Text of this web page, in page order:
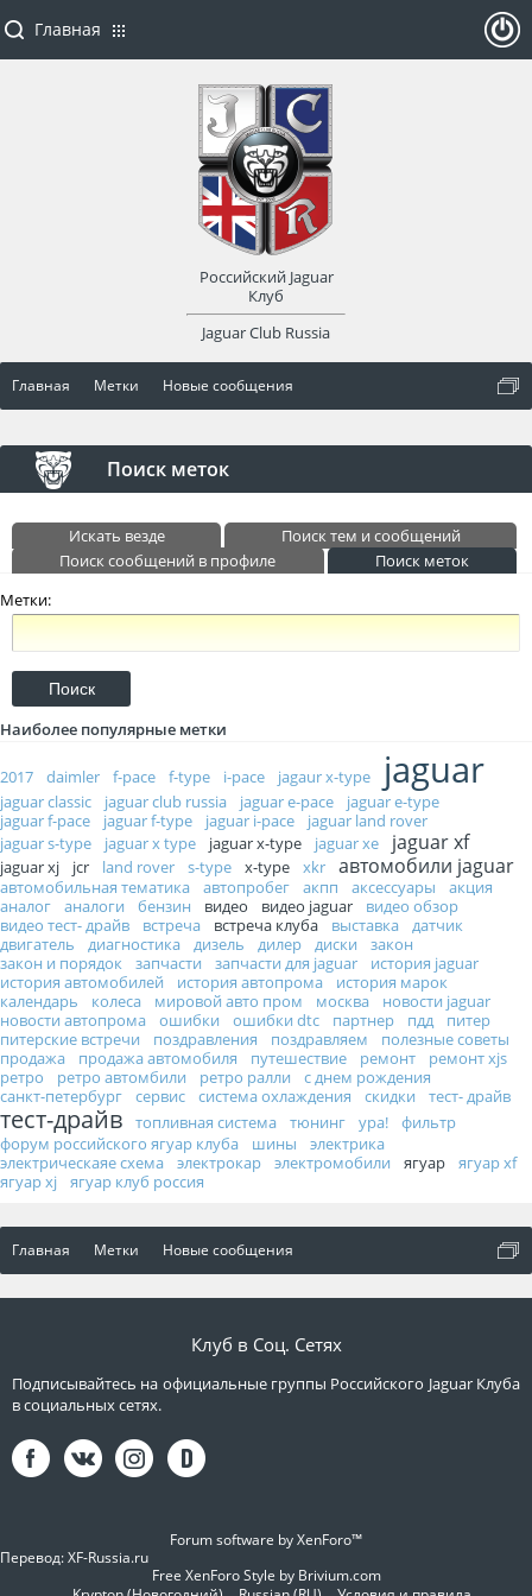
Главная Метки Новые сообщения
Поиск меток
Искать везде
Поиск тем и сообщений
Поиск сообщений в профиле
Поиск меток
Метки:
Наиболее популярные метки
2017 daimler f-pace f-type i-pace jagaur x-type jaguar
jaguar classic jaguar club russia jaguar e-pace
jaguar e-type
jaguar f-pace
jaguar f-type jaguar i-pace
jaguar land rover
jaguar s-type
jaguar x type jaguar x-type jaguar xe jaguar xf
jaguar xj jcr land rover s-type x-type xkr автомобили jaguar
автомобильная тематика автопробег акпп аксессуары
акция
аналог
аналоги бензин видео видео jaguar
видео обзор
видео тест- драйв
встреча встреча клуба выставка
датчик
двигатель
диагностика дизель дилер диски
закон
закон и порядок
запчасти запчасти для jaguar
история jaguar
история автомобилей
история автопрома
история марок
календарь
колеса мировой авто пром москва
новости jaguar
новости автопрома
ошибки ошибки dtc партнер пдд
питер
питерские встречи
поздравления поздравляем
полезные советы
продажа
продажа автомобиля путешествие ремонт
ремонт xjs
ретро
ретро автомбили ретро ралли
с днем рождения
санкт-петербург
сервис система охлаждения скидки тест- драйв
тест-драйв топливная система тюнинг ура!
фильтр
форум российского ягуар клуба
шины
электрика
электрическаяе схема
электрокар электромобили ягуар
ягуар xf
ягуар xj
ягуар клуб россия
Главная Метки Новые сообщения
Главная
Российский Jaguar
Клуб
Jaguar Club Russia
оват
Клуб в Соц. Сетях
Подписывайтесь на официальные группы Российского Jaguar Клуба
в социальных сетях.
Forum software by XenForo™
Перевод:XF-Russia.ru
Free XenForo Style by Brivium.com